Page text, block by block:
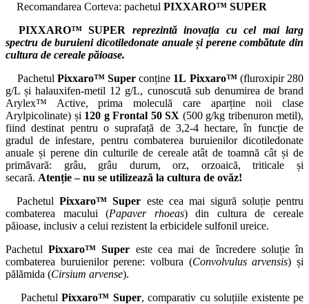
Recomandarea Corteva: pachetul PIXXARO™ SUPER
PIXXARO™ SUPER reprezintă inovația cu cel mai larg
spectru de buruieni dicotiledonate anuale și perene combătute din
cultura de cereale păioase.
Pachetul Pixxaro™ Super conține 1L Pixxaro™(fluroxipir 280
g/L și halauxifen-metil 12 g/L, cunoscută sub denumirea de brand
Arylex™ Active, prima moleculă care aparține noii clase
Arylpicolinate) și 120 g Frontal 50 SX (500 g/kg tribenuron metil),
fiind destinat pentru o suprafață de 3,2-4 hectare, în funcție de
gradul de infestare, pentru combaterea buruienilor dicotiledonate
anuale și perene din culturile de cereale atât de toamnă cât și de
primăvară: grâu, grâu durum, orz, orzoaică, triticale și
secară. Atenție – nu se utilizează la cultura de ovăz!
PachetulPixxaro™ Super este cea mai sigură soluție pentru
combaterea macului (Papaver rhoeas) din cultura de cereale
păioase, inclusiv a celui rezistent la erbicidele sulfonil ureice.
PachetulPixxaro™ Super este cea mai de încredere soluție în
combaterea buruienilor perene: volbura (Convolvulus arvensis) și
pălămida (Cirsium arvense).
PachetulPixxaro™ Super, comparativ cu soluțiile existente pe